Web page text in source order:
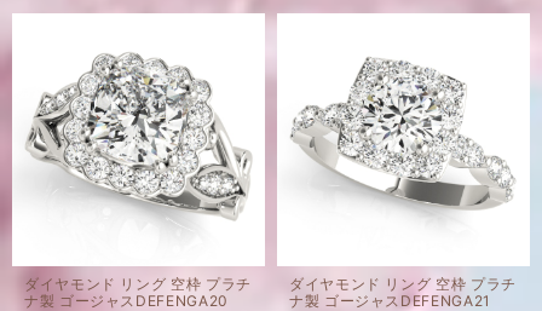
ダイヤモンド リング 空枠 プラチ
ナ製 ゴージャスDEFENGA20
ダイヤモンド リング 空枠 プラチ
ナ製 ゴージャスDEFENGA21